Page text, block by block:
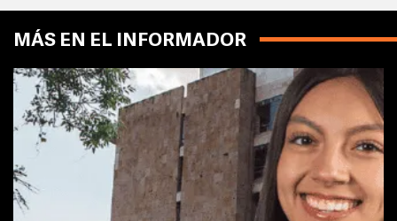
MÁS EN EL INFORMADOR